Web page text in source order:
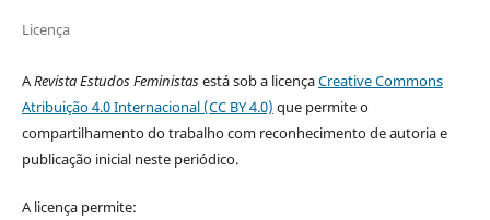
Licença
ARevista Estudos Feministasestá sob a licençaCreative Commons
Atribuição 4.0 Internacional (CC BY 4.0) que permite o
compartilhamento do trabalho com reconhecimento de autoria e
publicação inicial neste periódico.
A licença permite: